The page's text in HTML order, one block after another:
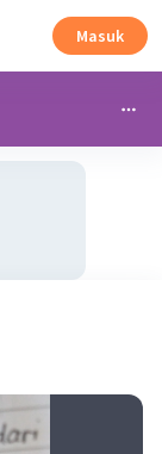
Masuk